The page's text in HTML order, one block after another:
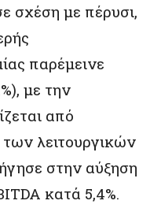
σχέση με πέρυσι,
παρέμεινε
με την
από
λειτουργικών
στην αύξηση
κατά 5,4%.